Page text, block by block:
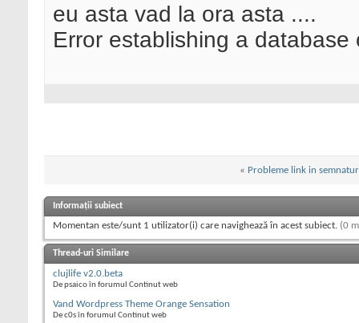
eu asta vad la ora asta ....
Error establishing a database
« Probleme link in
Informații subiect
Momentan este/sunt 1 utilizator(i) care navighează în acest subiect. (0
Thread-uri Similare
clujlife v2.0.beta
De psaico în forumul Continut web
Vand Wordpress Theme Orange Sensation
De c0s în forumul Continut web